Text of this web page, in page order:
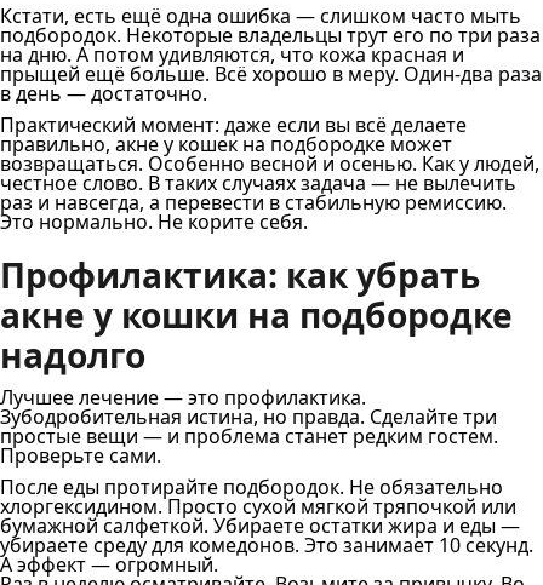
Кстати, есть ещё одна ошибка — слишком часто мыть
подбородок. Некоторые владельцы трут его по три раза
на дню. А потом удивляются, что кожа красная и
прыщей ещё больше. Всё хорошо в меру. Один-два раза
в день — достаточно.
Практический момент: даже если вы всё делаете
правильно, акне у кошек на подбородке может
возвращаться. Особенно весной и осенью. Как у людей,
честное слово. В таких случаях задача — не вылечить
раз и навсегда, а перевести в стабильную ремиссию.
Это нормально. Не корите себя.
Профилактика: как убрать
акне у кошки на подбородке
надолго
Лучшее лечение — это профилактика.
Зубодробительная истина, но правда. Сделайте три
простые вещи — и проблема станет редким гостем.
Проверьте сами.
После еды протирайте подбородок. Не обязательно
хлоргексидином. Просто сухой мягкой тряпочкой или
бумажной салфеткой. Убираете остатки жира и еды —
убираете среду для комедонов. Это занимает 10 секунд.
А эффект — огромный.